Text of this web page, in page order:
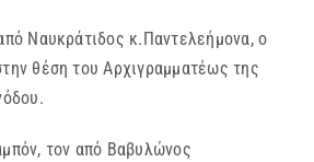
Ναυκράτιδος κ.Παντελεήμονα, ο
θέση του Αρχιγραμματέως της
τον από Βαβυλώνος